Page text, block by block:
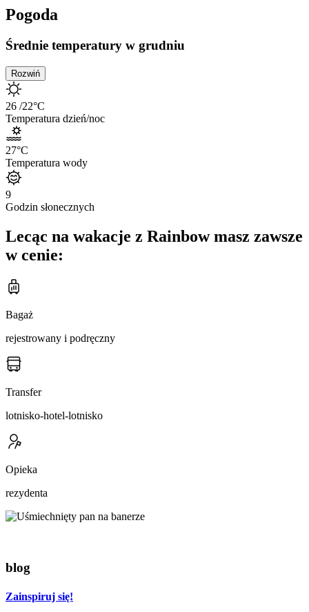
Pogoda
Średnie temperatury w grudniu
Rozwiń
26 /22°C
Temperatura dzień/noc
27°C
Temperatura wody
9
Godzin słonecznych
Lecąc na wakacje z Rainbow masz zawsze
w cenie:
Bagaż
rejestrowany i podręczny
Transfer
lotnisko-hotel-lotnisko
Opieka
rezydenta
blog
Zainspiruj się!